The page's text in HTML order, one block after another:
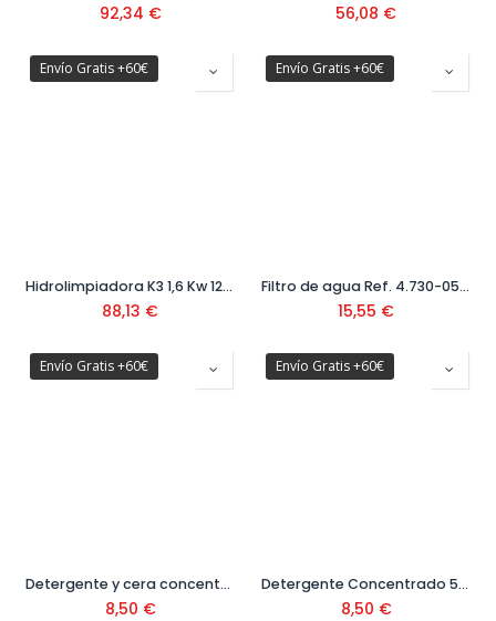
92,34 € 56,08 €
Envío Gratis +60€
Hidrolimpiadora K3 1,6 Kw 120 Bar Ref. 1.601-888.0
88,13 €
Envío Gratis +60€
Filtro de agua Ref. 4.730-059.0
15,55 €
Envío Gratis +60€
Detergente y cera concentrado 500 Ml Ref. 6.295-387.0
8,50 €
Envío Gratis +60€
Detergente Concentrado 500 Ml Ref. 6.295-388.0
8,50 €